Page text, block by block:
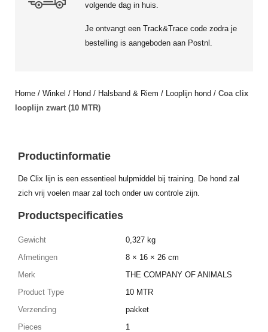
volgende dag in huis.
Je ontvangt een Track&Trace code zodra je
bestelling is aangeboden aan Postnl.
Home / Winkel / Hond / Halsband & Riem / Looplijn hond / Coa clix
looplijn zwart (10 MTR)
Productinformatie
De Clix lijn is een essentieel hulpmiddel bij training. De hond zal
zich vrij voelen maar zal toch onder uw controle zijn.
Productspecificaties
Gewicht
0,327 kg
Afmetingen
8 × 16 × 26 cm
Merk
THE COMPANY OF ANIMALS
Product Type
10 MTR
Verzending
pakket
Pieces
1